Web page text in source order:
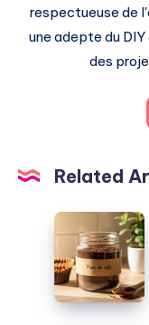
respectueuse de
une adepte du
des
Related
Marc
café
:
les